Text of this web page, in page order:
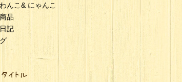
んこ& にゃんこ
品
記